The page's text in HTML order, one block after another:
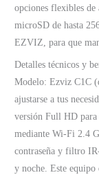
opciones flexibles de
microSD de hasta
EZVIZ, para que
Detalles técnicos y
Modelo: Ezviz C1C
ajustarse a tus
versión Full HD para
mediante Wi-Fi 2.4
contraseña y filtro
y noche. Este